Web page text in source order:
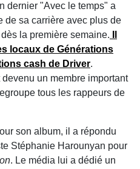
dernier "Avec le temps" a
de sa carrière avec plus de
la première semaine.
locaux de Générations
cash de Driver.
un membre important
tous les rappeurs de
son album, il a répondu
Stéphanie Harounyan pour
. Le média lui a dédié un